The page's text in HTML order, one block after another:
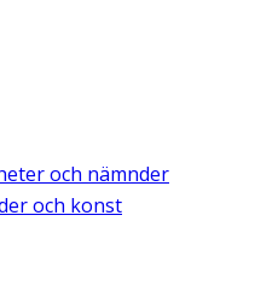
och nämnder
och konst